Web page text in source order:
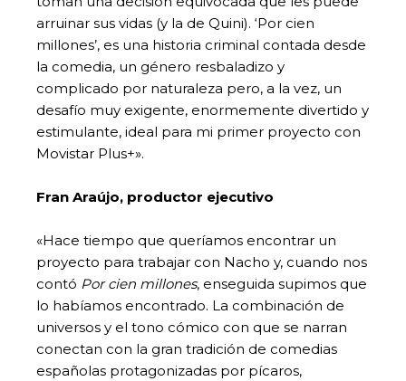
arruinar sus vidas (y la de Quini). ‘Por cien
millones’, es una historia criminal contada desde
la comedia, un género resbaladizo y
complicado por naturaleza pero, a la vez, un
desafío muy exigente, enormemente divertido y
estimulante, ideal para mi primer proyecto con
Movistar Plus+».
Fran Araújo, productor ejecutivo
«Hace tiempo que queríamos encontrar un
proyecto para trabajar con Nacho y, cuando nos
contó Por cien millones, enseguida supimos que
lo habíamos encontrado. La combinación de
universos y el tono cómico con que se narran
conectan con la gran tradición de comedias
españolas protagonizadas por pícaros,